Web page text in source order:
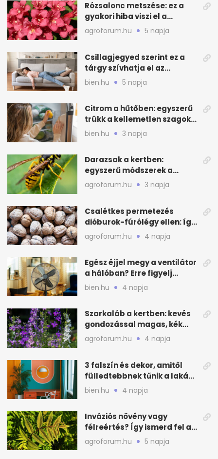
Rózsalonc metszése: ez a
gyakori hiba viszi el a
virágzást
agroforum.hu 5 napja
Csillagjegyed szerint ez a
tárgy szívhatja el az
otthonod energiáját
bien.hu 5 napja
Citrom a hűtőben: egyszerű
trükk a kellemetlen szagok
ellen
bien.hu 3 napja
Darazsak a kertben:
egyszerű módszerek a
távoltartásukra nyáron
agroforum.hu 3 napja
Csalétkes permetezés
dióburok-fúrólégy ellen: így
csináld a kertben
agroforum.hu 4 napja
Egész éjjel megy a ventilátor
a hálóban? Erre figyelj
alvásnál nyáron
bien.hu 4 napja
Szarkaláb a kertben: kevés
gondozással magas, kék
virágfalat ad
agroforum.hu 4 napja
3 falszín és dekor, amitől
fülledtebbnek tűnik a lakás
nyáron
bien.hu 4 napja
Inváziós növény vagy
félreértés? Így ismerd fel a
valódi kockázatot
agroforum.hu 5 napja